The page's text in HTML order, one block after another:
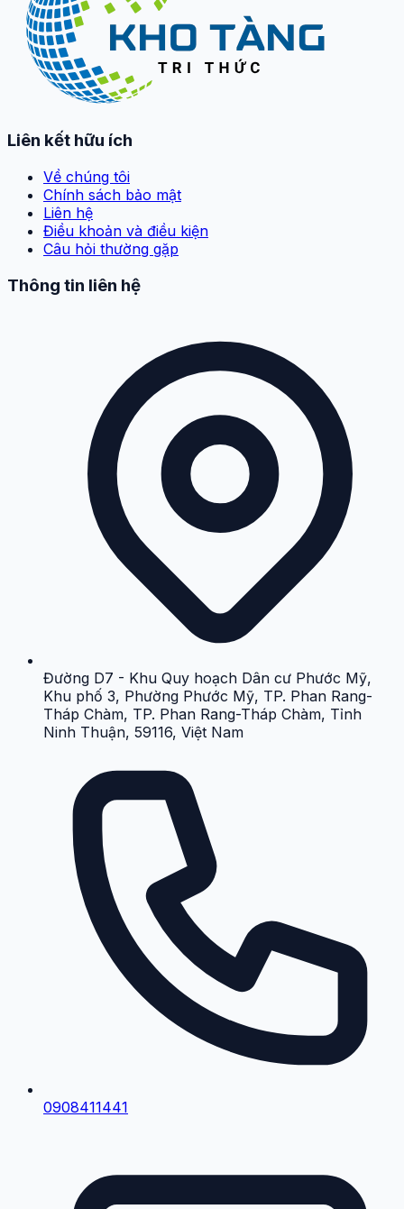
Liên kết hữu ích
Về chúng tôi
Chính sách bảo mật
Liên hệ
Điều khoản và điều kiện
Câu hỏi thường gặp
Thông tin liên hệ
Đường D7 - Khu Quy hoạch Dân cư Phước Mỹ,
Khu phố 3, Phường Phước Mỹ, TP. Phan Rang-
Tháp Chàm, TP. Phan Rang-Tháp Chàm, Tỉnh
Ninh Thuận, 59116, Việt Nam
0908411441